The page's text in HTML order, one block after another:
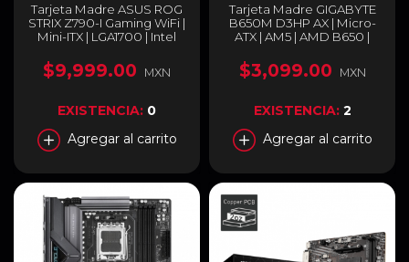
Tarjeta Madre ASUS ROG
STRIX Z790-I Gaming WiFi |
Mini-ITX | LGA1700 | Intel
HDMI / Thunderbolt | ROG
STRIX Z790-I GAMING WIFI
$9,999.00 MXN
EXISTENCIA: 0
Agregar al carrito
Tarjeta Madre GIGABYTE
B650M D3HP AX | Micro-
ATX | AM5 | AMD B650 |
HDMI / DisplayPort | Wi-Fi
6E | Bluetooth 5.3 | Negro |
$3,099.00 MXN
EXISTENCIA: 2
Agregar al carrito